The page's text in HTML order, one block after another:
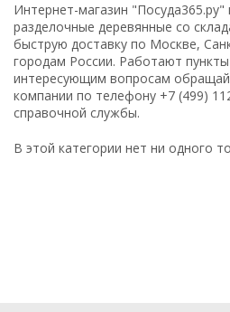
Интернет-магазин "Посуда365.ру"
разделочные деревянные со
быструю доставку по Москве,
городам России. Работают
интересующим вопросам
компании по телефону +7 (499)
справочной службы.
В этой категории нет ни одного